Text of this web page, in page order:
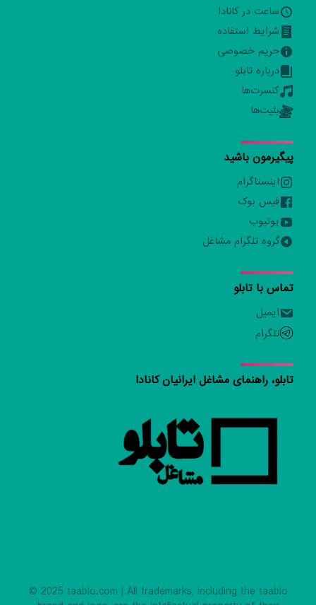
ساعت در کانادا
شرایط استفاده
حریم خصوصی
درباره تابلو
کنسرت‌ها
بلیت‌ها
پیگیرمون باشید
اینستاگرام
فیس بوک
یوتیوب
گروه تلگرام مشاغل
تماس با تابلو
ایمیل
تلگرام
تابلو، راهنمای مشاغل ایرانیان کانادا
© 2025 taablo.com | All trademarks, including the taablo